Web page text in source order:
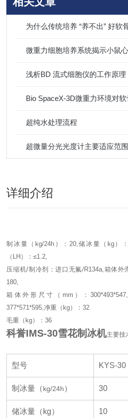
为什么传统培养 “养不出” 好软
浅析BD 流式细胞仪的工作原理
Bio SpaceX-3D微重力环境对
超纯水处理流程
超微量分光光度计主要适应范围
详细介绍
制冰量（kg/24h）：20,储冰量（kg）
（LH）：≤1.2,
压缩机/制冷剂：进口无氟/R134a,箱体外
180,
箱体外形尺寸（mm）：
377*571*595,净重（kg）：32
毛重（kg）：36
科誉IMS-30雪花制冰机主要技
型号 KYS-30
制冰量（kg/24h） 30
储冰量（ kg） 10